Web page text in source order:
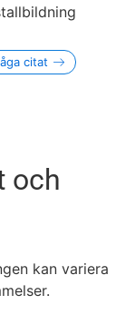
citat
och
kan variera